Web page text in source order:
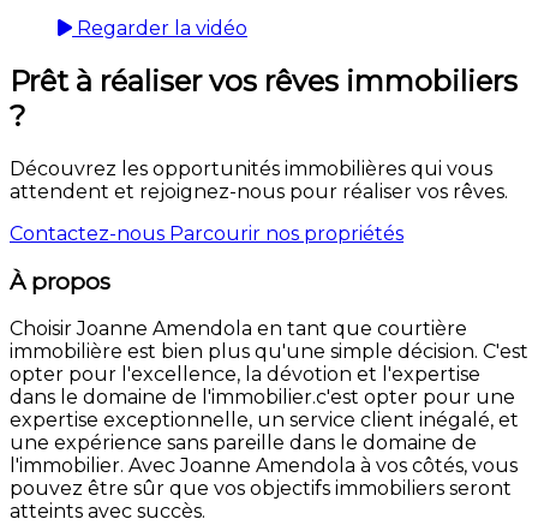
Regarder la vidéo
Prêt à réaliser vos rêves immobiliers
?
Découvrez les opportunités immobilières qui vous
attendent et rejoignez-nous pour réaliser vos rêves.
Contactez-nous Parcourir nos propriétés
À propos
Choisir Joanne Amendola en tant que courtière
immobilière est bien plus qu'une simple décision. C'est
opter pour l'excellence, la dévotion et l'expertise
dans le domaine de l'immobilier.c'est opter pour une
expertise exceptionnelle, un service client inégalé, et
une expérience sans pareille dans le domaine de
l'immobilier. Avec Joanne Amendola à vos côtés, vous
pouvez être sûr que vos objectifs immobiliers seront
atteints avec succès.